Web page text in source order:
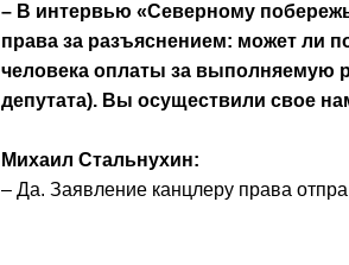
– В интервью «Северному
права за разъяснением: может ли
человека оплаты за выполняемую
депутата). Вы осуществили свое
Михаил Стальнухин:
– Да. Заявление канцлеру права